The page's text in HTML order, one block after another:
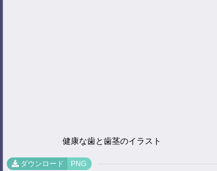
健康な歯と歯茎のイラスト
ダウンロード PNG